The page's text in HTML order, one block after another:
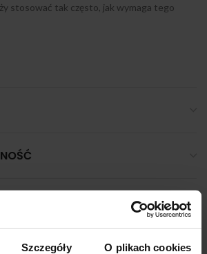
Szczegóły O plikach cookies
stosować tak często, jak wymaga tego